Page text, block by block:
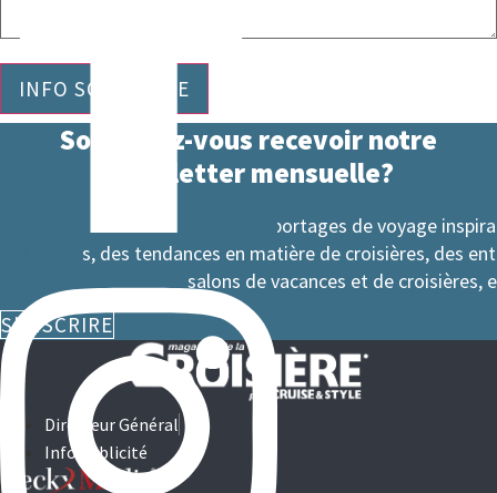
INFO SOUHAITÉE
Souhaitez-vous recevoir notre
newsletter mensuelle?
Des informations sur des reportages de voyage
spéciales, des tendances en matière de croisières, des
salons de vacances et de croisières,
S'INSCRIRE
Directeur Général
Info publicité